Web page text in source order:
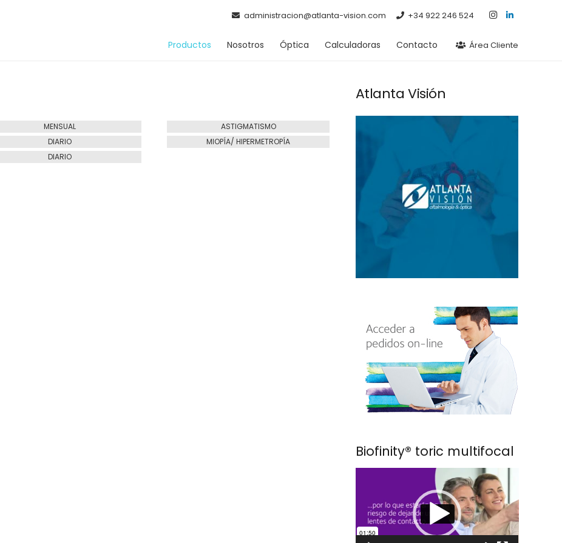
administracion@atlanta-vision.com +34 922 246 524
Productos Nosotros Óptica Calculadoras Contacto Área Cliente
MENSUAL
DIARIO
DIARIO
ASTIGMATISMO
MIOPÍA/ HIPERMETROPÍA
Atlanta Visión
Biofinity® toric multifocal